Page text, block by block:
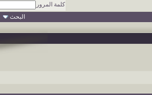
كلمة المرور
البحث